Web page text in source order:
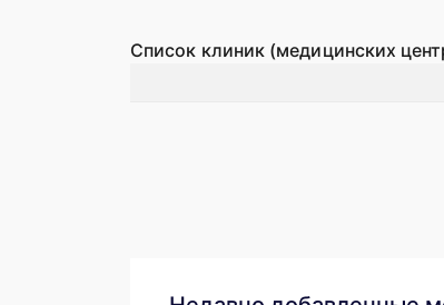
Список клиник (медицинских